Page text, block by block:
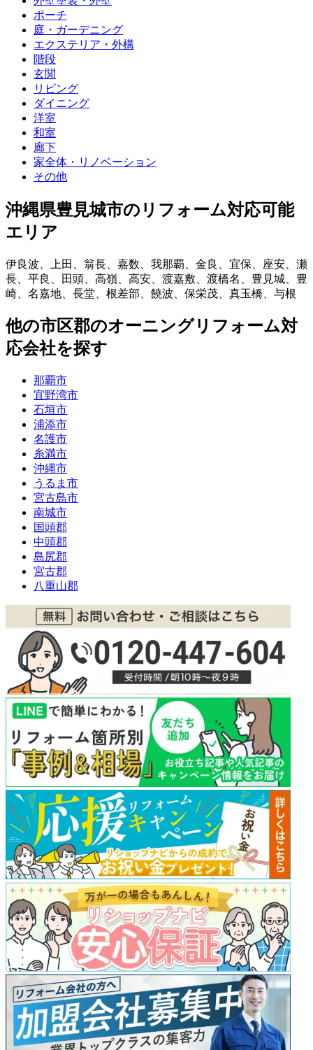
ポーチ
庭・ガーデニング
エクステリア・外構
階段
玄関
リビング
ダイニング
洋室
和室
廊下
家全体・リノベーション
その他
沖縄県豊見城市のリフォーム対応可能
エリア
伊良波 上田 翁長 嘉数 我那覇 金良 宜保 座安
瀬
長
平良 田頭 高嶺 高安 渡嘉敷 渡橋名 豊見城
豊
崎
名嘉地 長堂 根差部 饒波 保栄茂 真玉橋 与根
他の市区郡のオーニングリフォーム対
応会社を探す
那覇市
宜野湾市
石垣市
浦添市
名護市
糸満市
沖縄市
うるま市
宮古島市
南城市
国頭郡
中頭郡
島尻郡
宮古郡
八重山郡